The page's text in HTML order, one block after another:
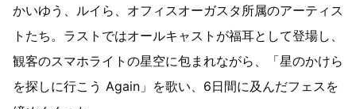
かいゆう、ルイら、オフィスオーガスタ所属のアーティス
トたち。ラストではオールキャストが福耳として登場し、
観客のスマホライトの星空に包まれながら、「星のかけら
を探しに行こう Again」を歌い、6日間に及んだフェスを